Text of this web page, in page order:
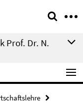
Prof. Dr. N.